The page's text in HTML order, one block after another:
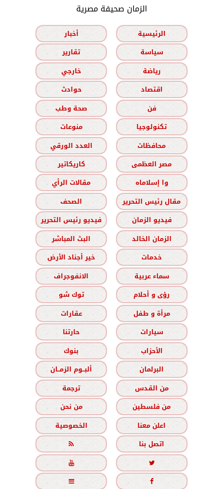
الزمان صحيفة مصرية
الرئيسية
أخبار
سياسة
تقارير
رياضة
خارجي
اقتصاد
حوادث
فن
صحة وطب
تكنولوجيا
منوعات
محافظات
العدد الورقي
مصر العظمى
كاريكاتير
وا إسلاماه
مقالات الرأي
مقال رئيس التحرير
الصحف
فيديو الزمان
فيديو رئيس التحرير
الزمان الخالد
البث المباشر
خدمات
خير أجناد الأرض
سماء عربية
الانفوجراف
رؤى و أحلام
توك شو
مرأة و طفل
عقارات
سيارات
حارتنا
الأحزاب
بنوك
البرلمان
ألبــوم الزمــان
من القدس
ترجمة
من فلسطين
من نحن
اعلن معنا
الخصوصية
اتصل بنا




